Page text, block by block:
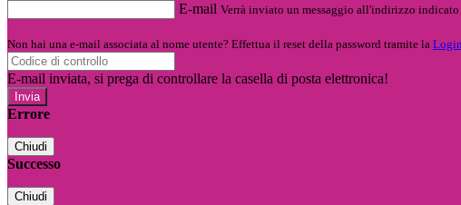
E-mail Verrà inviato un messaggio all'indirizzo
Non hai una e-mail associata al nome utente? Effettua il reset della password tramite la
E-mail inviata, si prega di controllare la casella di posta elettronica!
Errore
Chiudi
Successo
Chiudi